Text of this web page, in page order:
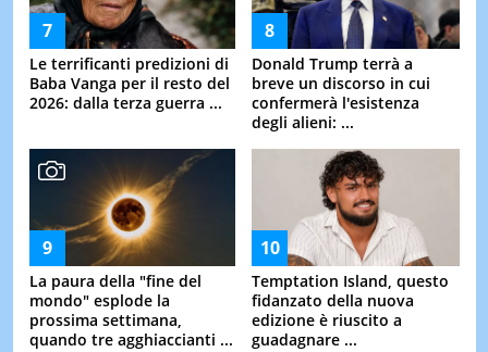
Le terrificanti predizioni di
Baba Vanga per il resto del
2026: dalla terza guerra ...
Donald Trump terrà a
breve un discorso in cui
confermerà l'esistenza
degli alieni: ...
La paura della "fine del
mondo" esplode la
prossima settimana,
quando tre agghiaccianti ...
Temptation Island, questo
fidanzato della nuova
edizione è riuscito a
guadagnare ...